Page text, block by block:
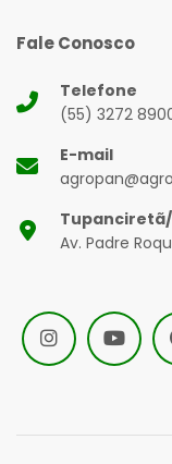
Fale Conosco
Telefone
(55) 3272
E-mail
Tupanciretã/
Av. Padre